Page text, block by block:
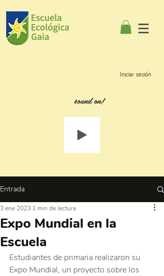
Iniciar sesión
sound on!
Entrada
Expo Mundial en la
Escuela
3 ene 2023 1 min de lectura
Estudiantes de primaria realizaron su
Expo Mundial, un proyecto sobre los